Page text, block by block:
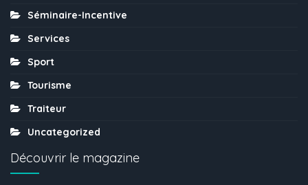
Séminaire-Incentive
Services
Sport
Tourisme
Traiteur
Uncategorized
Découvrir le magazine